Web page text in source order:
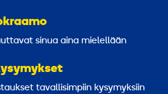
sinua aina mielellään
tavallisimpiin kysymyksiin